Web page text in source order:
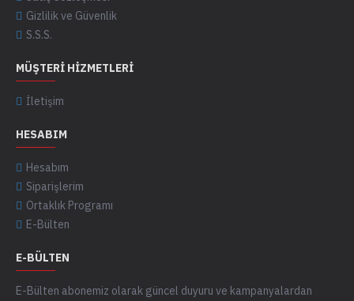
Gizlilik ve Güvenlik
S.S.S.
MÜŞTERI HIZMETLERI
İletişim
HESABIM
Hesabım
Siparişlerim
Ortaklık Programı
E-Bülten
E-BÜLTEN
E-Bülten abonemiz olarak güncel duyuru ve kampanyalardan